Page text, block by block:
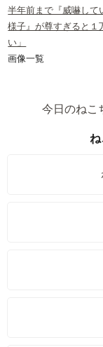
半年前まで『威嚇し
様子』が尊すぎると１
い」
画像一覧
今日のねこ